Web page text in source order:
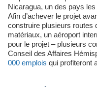
Nicaragua, un des pays
Afin d’achever le projet
construire plusieurs routes
matériaux, un aéroport
pour le projet – plusieurs
Conseil des Affaires
000 emplois qui profiteront